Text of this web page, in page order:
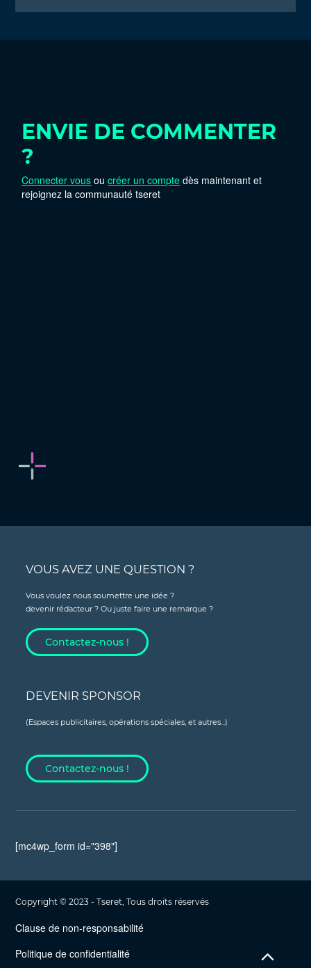
ENVIE DE COMMENTER
?
Connecter vous oucréer un compte dès maintenant et
rejoignez la communauté tseret
VOUS AVEZ UNE QUESTION ?
Vous voulez nous soumettre une idée ?
devenir rédacteur ? Ou juste faire une remarque ?
Contactez-nous !
DEVENIR SPONSOR
(Espaces publicitaires, opérations spéciales, et autres...)
Contactez-nous !
[mc4wp_form id="398"]
Copyright © 2023 - Tseret, Tous droits réservés
Clause de non-responsabilité
Politique de confidentialité